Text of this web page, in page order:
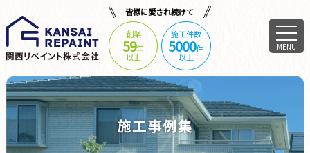
皆様に愛され続けて
創業
59年
以上
施工件数
5000件
以上
MENU
施工事例集